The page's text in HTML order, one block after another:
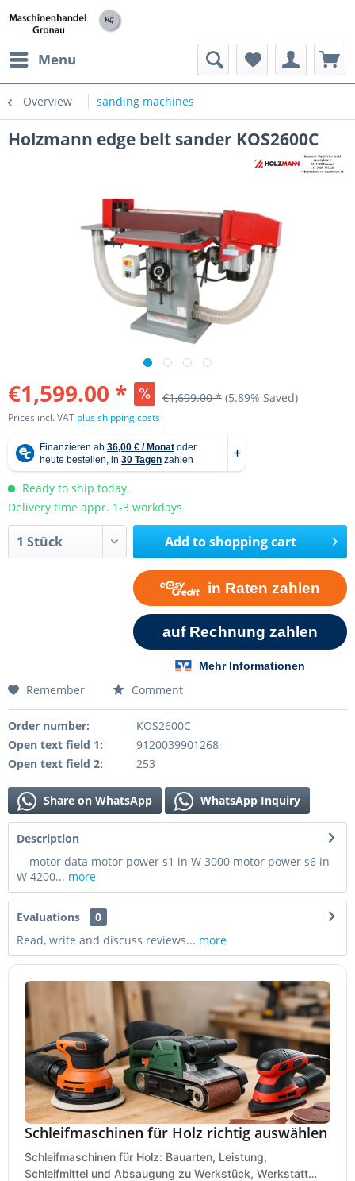
Menu
Overview sanding machines
Holzmann edge belt sander KOS2600C
€1,599.00 * €1,699.00 * (5.89% Saved)
Prices incl. VAT plus shipping costs
Ready to ship today,
Delivery time appr. 1-3 workdays
Add toshopping cart
Remember Comment
Order number:
KOS2600C
Open text field 1:
9120039901268
Open text field 2:
253
Share on WhatsApp WhatsApp Inquiry
Description
motor data motor power s1 in W 3000 motor power s6 in
W 4200... more
Evaluations
0
Read, write and discuss reviews... more
Schleifmaschinen für Holz richtig auswählen
Schleifmaschinen für Holz: Bauarten, Leistung,
Schleifmittel und Absaugung zu Werkstück, Werkstatt